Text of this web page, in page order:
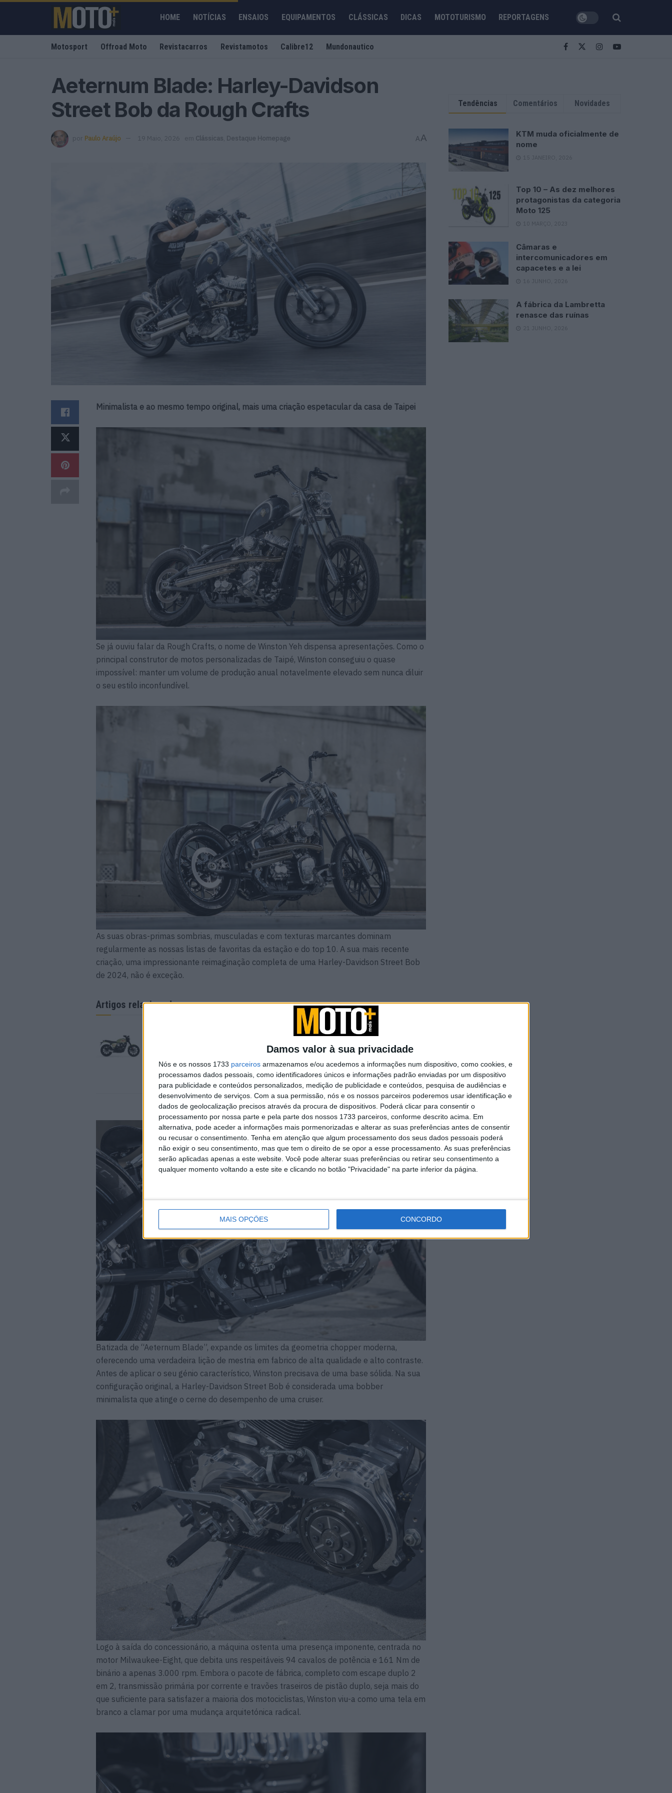
Damos valor à sua privacidade
Nós e os nossos 1733 parceiros armazenamos e/ou acedemos a informações num dispositivo, como cookies, e
processamos dados pessoais, como identificadores únicos e informações padrão enviadas por um dispositivo
para publicidade e conteúdos personalizados, medição de publicidade e conteúdos, pesquisa de audiências e
desenvolvimento de serviços. Com a sua permissão, nós e os nossos parceiros poderemos usar identificação e
dados de geolocalização precisos através da procura de dispositivos. Poderá clicar para consentir o
processamento por nossa parte e pela parte dos nossos 1733 parceiros, conforme descrito acima. Em
alternativa, pode aceder a informações mais pormenorizadas e alterar as suas preferências antes de consentir
ou recusar o consentimento. Tenha em atenção que algum processamento dos seus dados pessoais poderá
não exigir o seu consentimento, mas que tem o direito de se opor a esse processamento. As suas preferências
serão aplicadas apenas a este website. Você pode alterar suas preferências ou retirar seu consentimento a
qualquer momento voltando a este site e clicando no botão "Privacidade" na parte inferior da página.
MAIS OPÇÕES CONCORDO
HOME NOTÍCIAS ENSAIOS EQUIPAMENTOS CLÁSSICAS DICAS MOTOTURISMO REPORTAGENS
Motosport Offroad Moto Revistacarros Revistamotos Calibre12 Mundonautico
Aeternum Blade: Harley-Davidson
Street Bob da Rough Crafts
por Paulo Araújo 19 Maio, 2026 em Clássicas Destaque Homepage AA
Minimalista e ao mesmo tempo original, mais uma criação espetacular da casa de Taipei
Se já ouviu falar da Rough Crafts, o nome de Winston Yeh dispensa apresentações. Como o
principal construtor de motos personalizadas de Taipé, Winston conseguiu o quase
impossível: manter um volume de produção anual notavelmente elevado sem nunca diluir
o seu estilo inconfundível.
As suas obras-primas sombrias, musculadas e com texturas marcantes dominam
regularmente as nossas listas de favoritas da estação e do top 10. A sua mais recente
criação, uma impressionante reimaginação completa de uma Harley-Davidson Street Bob
de 2024, não é exceção.
Artigos relacionados
9 AGOSTO, 2026
Nova Royal Enfield
9 AGOSTO, 2026
Batizada de “Aeternum Blade”, expande os limites da geometria chopper moderna,
oferecendo uma verdadeira lição de mestria em fabrico de alta qualidade e alto contraste.
Antes de aplicar o seu génio característico, Winston precisava de uma base sólida. Na sua
configuração original, a Harley-Davidson Street Bob é considerada uma bobber
minimalista que atinge o cerne do desempenho de uma cruiser.
Logo à saída do concessionário, a máquina ostenta uma presença imponente, centrada no
motor Milwaukee-Eight, que debita uns respeitáveis 94 cavalos de potência e 161 Nm de
binário a apenas 3.000 rpm. Embora o pacote de fábrica, completo com escape duplo 2
em 2, transmissão primária por corrente e travões traseiros de pistão duplo, seja mais do
que suficiente para satisfazer a maioria dos motociclistas, Winston viu-a como uma tela em
branco a clamar por uma mudança arquitetónica radical.
Tendências Comentários Novidades
KTM muda oficialmente de
nome
15 JANEIRO, 2026
Top 10 – As dez melhores
protagonistas da categoria
Moto 125
10 MARÇO, 2023
Câmaras e
intercomunicadores em
capacetes e a lei
16 JUNHO, 2026
A fábrica da Lambretta
renasce das ruínas
21 JUNHO, 2026